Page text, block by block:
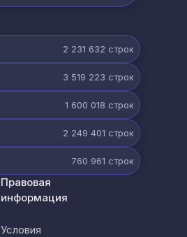
2 231 632 строк
3 519 223 строк
1 600 018 строк
2 249 401 строк
760 961 строк
Правовая
информация
Условия